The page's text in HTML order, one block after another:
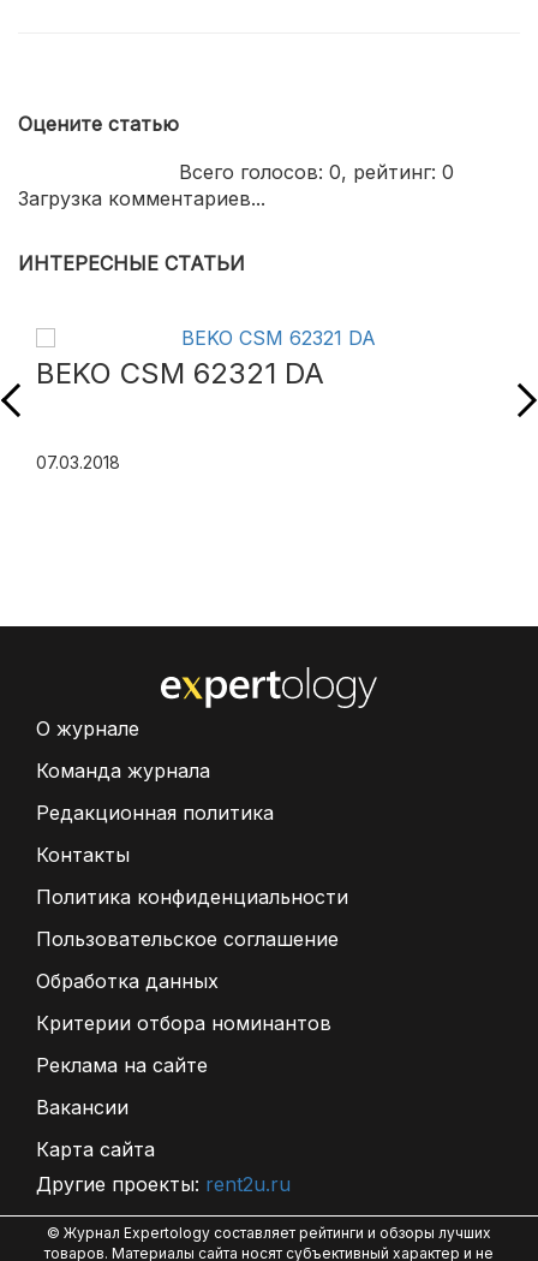
Оцените статью
Всего голосов: 0, рейтинг: 0
Загрузка комментариев...
ИНТЕРЕСНЫЕ СТАТЬИ
BEKO CSM 62321 DA
07.03.2018
О журнале
Команда журнала
Редакционная политика
Контакты
Политика конфиденциальности
Пользовательское соглашение
Обработка данных
Критерии отбора номинантов
Реклама на сайте
Вакансии
Карта сайта
Другие проекты: rent2u.ru
© Журнал Expertology составляет рейтинги и обзоры лучших
товаров. Материалы сайта носят субъективный характер и не